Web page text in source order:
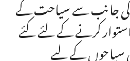
کی جانب سے سیاحت کے
کرنے کے لئے کئے
سیاحوں کے لیے